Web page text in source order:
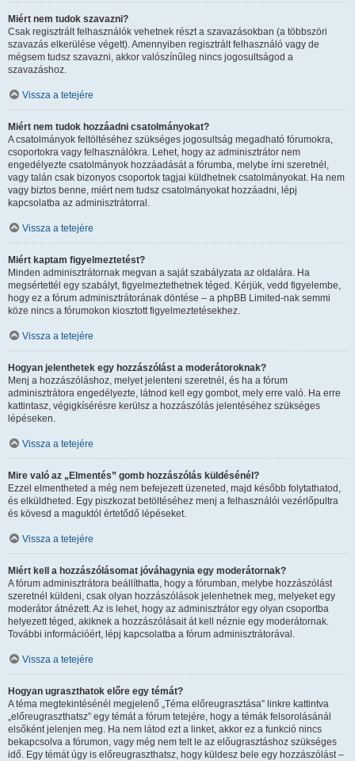
Miért nem tudok szavazni?
Csak regisztrált felhasználók vehetnek részt a szavazásokban (a többszöri
szavazás elkerülése végett). Amennyiben regisztrált felhasználó vagy de
mégsem tudsz szavazni, akkor valószínűleg nincs jogosultságod a
szavazáshoz.
Vissza a tetejére
Miért nem tudok hozzáadni csatolmányokat?
A csatolmányok feltöltéséhez szükséges jogosultság megadható fórumokra,
csoportokra vagy felhasználókra. Lehet, hogy az adminisztrátor nem
engedélyezte csatolmányok hozzáadását a fórumba, melybe írni szeretnél,
vagy talán csak bizonyos csoportok tagjai küldhetnek csatolmányokat. Ha nem
vagy biztos benne, miért nem tudsz csatolmányokat hozzáadni, lépj
kapcsolatba az adminisztrátorral.
Vissza a tetejére
Miért kaptam figyelmeztetést?
Minden adminisztrátornak megvan a saját szabályzata az oldalára. Ha
megsértettél egy szabályt, figyelmeztethetnek téged. Kérjük, vedd figyelembe,
hogy ez a fórum adminisztrátorának döntése – a phpBB Limited-nak semmi
köze nincs a fórumokon kiosztott figyelmeztetésekhez.
Vissza a tetejére
Hogyan jelenthetek egy hozzászólást a moderátoroknak?
Menj a hozzászóláshoz, melyet jelenteni szeretnél, és ha a fórum
adminisztrátora engedélyezte, látnod kell egy gombot, mely erre való. Ha erre
kattintasz, végigkísérésre kerülsz a hozzászólás jelentéséhez szükséges
lépéseken.
Vissza a tetejére
Mire való az „Elmentés” gomb hozzászólás küldésénél?
Ezzel elmentheted a még nem befejezett üzeneted, majd később folytathatod,
és elküldheted. Egy piszkozat betöltéséhez menj a felhasználói vezérlőpultra
és kövesd a maguktól értetődő lépéseket.
Vissza a tetejére
Miért kell a hozzászólásomat jóváhagynia egy moderátornak?
A fórum adminisztrátora beállíthatta, hogy a fórumban, melybe hozzászólást
szeretnél küldeni, csak olyan hozzászólások jelenhetnek meg, melyeket egy
moderátor átnézett. Az is lehet, hogy az adminisztrátor egy olyan csoportba
helyezett téged, akiknek a hozzászólásait át kell néznie egy moderátornak.
További információért, lépj kapcsolatba a fórum adminisztrátorával.
Vissza a tetejére
Hogyan ugraszthatok előre egy témát?
A téma megtekintésénél megjelenő „Téma előreugrasztása” linkre kattintva
„előreugraszthatsz” egy témát a fórum tetejére, hogy a témák felsorolásánál
elsőként jelenjen meg. Ha nem látod ezt a linket, akkor ez a funkció nincs
bekapcsolva a fórumon, vagy még nem telt le az előugrasztáshoz szükséges
idő. Egy témát úgy is előreugraszthatsz, hogy küldesz bele egy hozzászólást –